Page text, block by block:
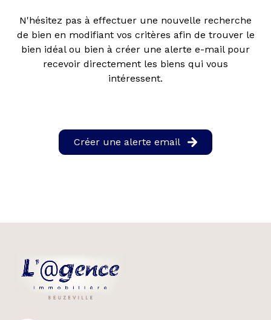
N'hésitez pas à effectuer une nouvelle recherche
de bien en modifiant vos critères afin de trouver le
bien idéal ou bien à créer une alerte e-mail pour
recevoir directement les biens qui vous
intéressent.
Créer une alerte email